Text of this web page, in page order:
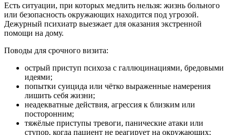
Есть ситуации, при которых медлить нельзя: жизнь больного
или безопасность окружающих находится под угрозой.
Дежурный психиатр выезжает для оказания экстренной
помощи на дому.
Поводы для срочного визита:
острый приступ психоза с галлюцинациями, бредовыми
идеями;
попытки суицида или чётко выраженные намерения
лишить себя жизни;
неадекватные действия, агрессия к близким или
посторонним;
тяжёлые приступы тревоги, панические атаки или
ступор, когда пациент не реагирует на окружающих;